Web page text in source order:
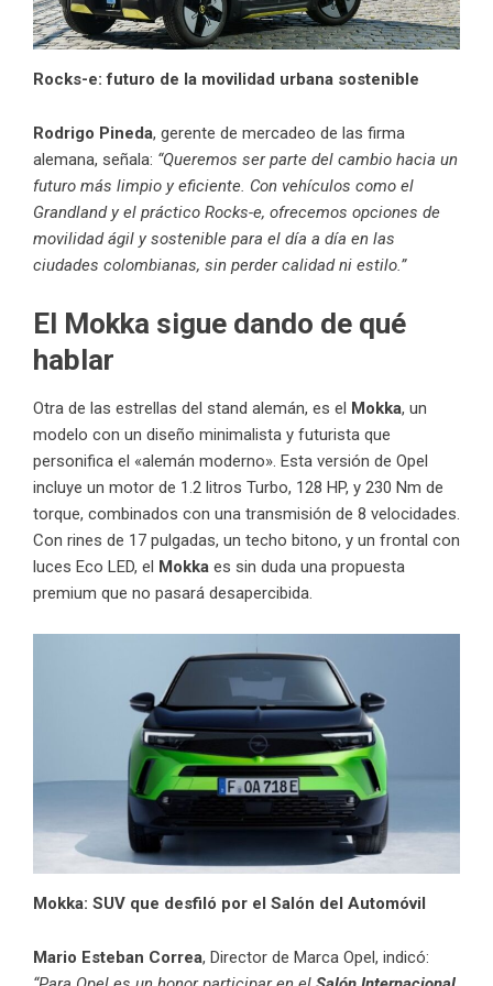
Rocks-e: futuro de la movilidad urbana sostenible
Rodrigo Pineda, gerente de mercadeo de las firma
alemana, señala: “Queremos ser parte del cambio hacia un
futuro más limpio y eficiente. Con vehículos como el
Grandland y el práctico Rocks-e, ofrecemos opciones de
movilidad ágil y sostenible para el día a día en las
ciudades colombianas, sin perder calidad ni estilo.”
El Mokka sigue dando de qué
hablar
Otra de las estrellas del stand alemán, es el Mokka, un
modelo con un diseño minimalista y futurista que
personifica el «alemán moderno». Esta versión de Opel
incluye un motor de 1.2 litros Turbo, 128 HP, y 230 Nm de
torque, combinados con una transmisión de 8 velocidades.
Con rines de 17 pulgadas, un techo bitono, y un frontal con
luces Eco LED, el Mokka es sin duda una propuesta
premium que no pasará desapercibida.
Mokka: SUV que desfiló por el Salón del Automóvil
Mario Esteban Correa, Director de Marca Opel, indicó: